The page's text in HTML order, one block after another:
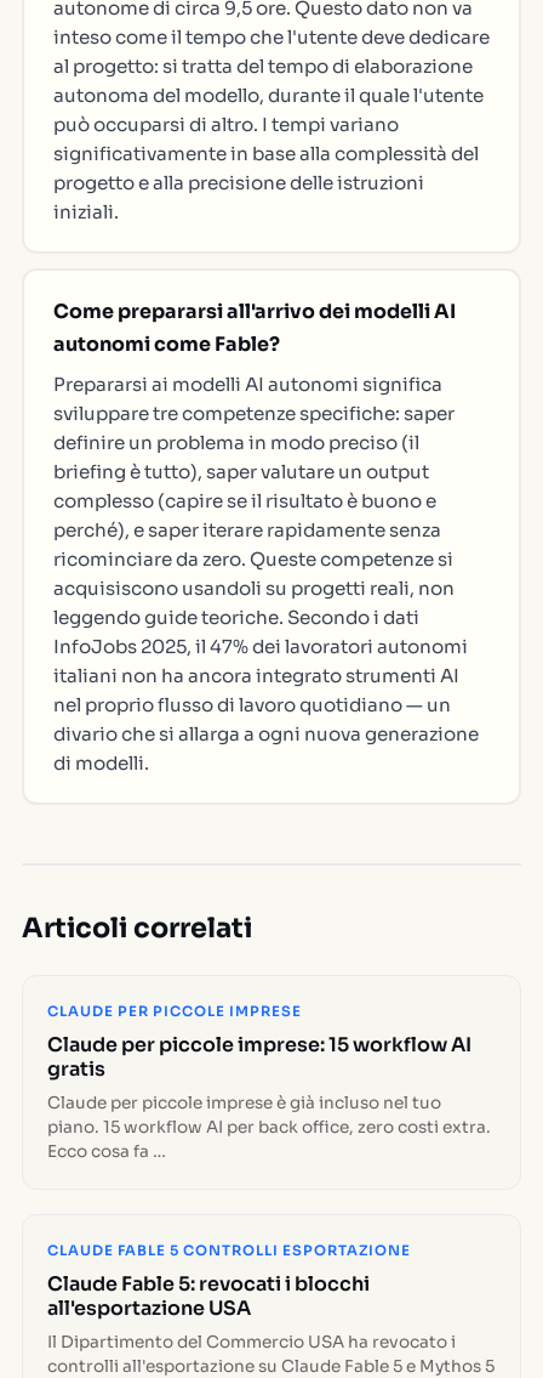
autonome di circa 9,5 ore. Questo dato non va
inteso come il tempo che l'utente deve dedicare
al progetto: si tratta del tempo di elaborazione
autonoma del modello, durante il quale l'utente
può occuparsi di altro. I tempi variano
significativamente in base alla complessità del
progetto e alla precisione delle istruzioni
iniziali.
Come prepararsi all'arrivo dei modelli AI
autonomi come Fable?
Prepararsi ai modelli AI autonomi significa
sviluppare tre competenze specifiche: saper
definire un problema in modo preciso (il
briefing è tutto), saper valutare un output
complesso (capire se il risultato è buono e
perché), e saper iterare rapidamente senza
ricominciare da zero. Queste competenze si
acquisiscono usandoli su progetti reali, non
leggendo guide teoriche. Secondo i dati
InfoJobs 2025, il 47% dei lavoratori autonomi
italiani non ha ancora integrato strumenti AI
nel proprio flusso di lavoro quotidiano — un
divario che si allarga a ogni nuova generazione
di modelli.
Articoli correlati
CLAUDE PER PICCOLE IMPRESE
Claude per piccole imprese: 15 workflow AI
gratis
Claude per piccole imprese è già incluso nel tuo
piano. 15 workflow AI per back office, zero costi extra.
Ecco cosa fa …
CLAUDE FABLE 5 CONTROLLI ESPORTAZIONE
Claude Fable 5: revocati i blocchi
all'esportazione USA
Il Dipartimento del Commercio USA ha revocato i
controlli all'esportazione su Claude Fable 5 e Mythos 5